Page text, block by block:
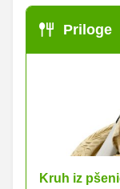
Priloge
Kruh iz